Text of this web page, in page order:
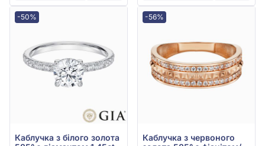
-50%
Каблучка з білого золота
-56%
Каблучка з червоного